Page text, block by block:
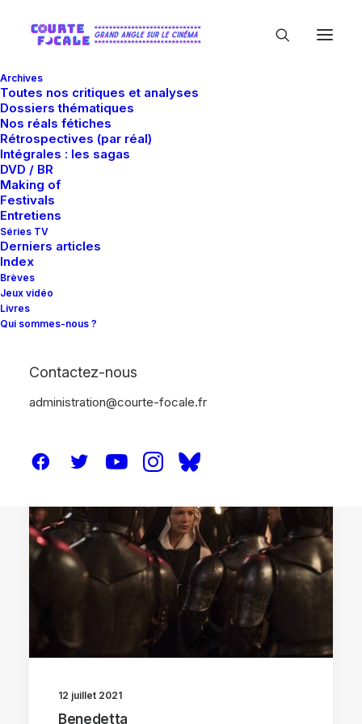
Archives
Toutes nos critiques et analyses
Dossiers thématiques
Nos réals fétiches
Rétrospectives (par réal)
Intégrales : les sagas
DVD / BR
Making of
Festivals
Entretiens
Séries TV
Derniers articles
Index
Brèves
Jeux vidéo
Livres
Qui sommes-nous ?
Contactez-nous
administration@courte-focale.fr
12 juillet 2021
Benedetta